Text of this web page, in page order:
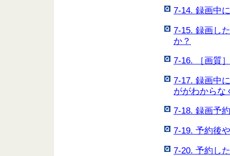
7-14. 録画中
7-15. 録画し
か？
7-16. ［画質
7-17. 録画中
ががわからな
7-18. 録画予
7-19. 予約後
7-20. 予約し